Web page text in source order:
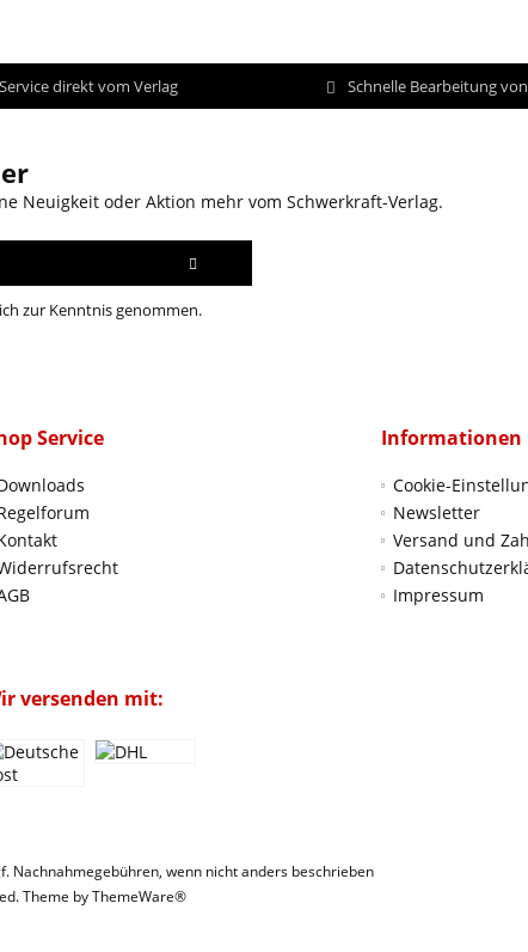
Service direkt vom Verlag Schnelle Bearbeitung
Neuigkeit oder Aktion mehr vom Schwerkraft-Verlag.
zur Kenntnis genommen.
Service Informationen
Cookie-
Newsletter
Versand und
Impressum
versenden mit:
Nachnahmegebühren, wenn nicht anders beschrieben
Theme byThemeWare®